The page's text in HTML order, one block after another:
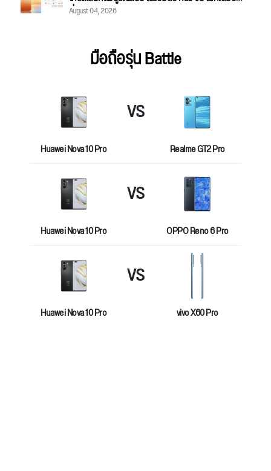
ที่ HUAWEI AppGallery
August 04, 2026
มือถือรุ่น Battle
Huawei Nova 10 Pro
VS
Realme GT2 Pro
Huawei Nova 10 Pro
VS
OPPO Reno 6 Pro
Huawei Nova 10 Pro
VS
vivo X60 Pro